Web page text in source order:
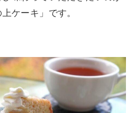
ケーキ」です。